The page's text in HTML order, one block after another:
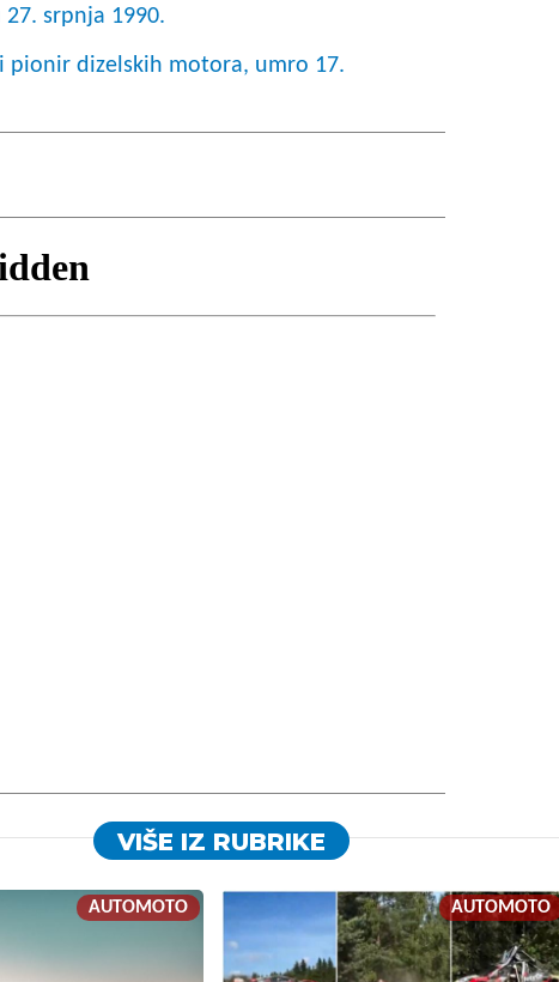
27. srpnja 1990.
pionir dizelskih motora, umro 17.
VIŠE IZ RUBRIKE
AUTOMOTO AUTOMOTO